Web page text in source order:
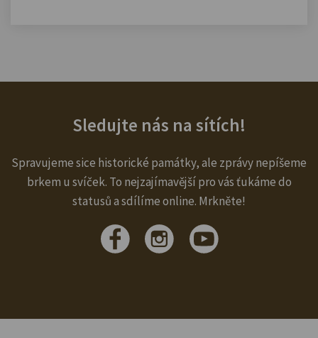
Sledujte nás na sítích!
Spravujeme sice historické památky, ale zprávy nepíšeme
brkem u svíček. To nejzajímavější pro vás ťukáme do
statusů a sdílíme online. Mrkněte!